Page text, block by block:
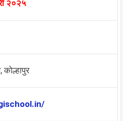
२०२५
कोल्हापुर